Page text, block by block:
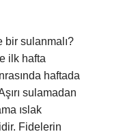
bir sulanmalı?
ilk hafta
haftada
sulamadan
ıslak
Fidelerin